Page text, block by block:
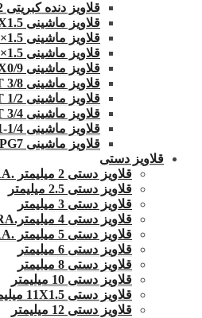
قلاویز دنده کبریتی 2×10 چپ
قلاویز ماشینی 16X1.5 مارپیچ
قلاویز ماشینی 1.5×12
قلاویز ماشینی 1.5×20 مارپیچ چپ
قلاویز ماشینی 5X0/9
قلاویز ماشینی 3/8 NPT
قلاویز ماشینی 1/2 NPT
قلاویز ماشینی 3/4 NPT
قلاویز ماشینی 1/4-1 NPT
قلاویز ماشینی PG7
قلاویز دستی
قلاویز دستی 2 میلیمتر .FRA
قلاویز دستی 2.5 میلیمتر
قلاویز دستی 3 میلیمتر
قلاویز دستی 4 میلیمتر.FRA
قلاویز دستی 5 میلیمتر .FRA
قلاویز دستی 6 میلیمتر
قلاویز دستی 8 میلیمتر
قلاویز دستی 10 میلیمتر
قلاویز دستی 11X1.5 میلیمتر
قلاویز دستی 12 میلیمتر